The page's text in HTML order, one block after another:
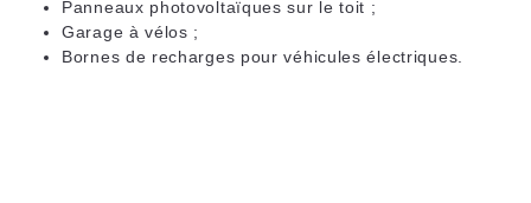
Panneaux photovoltaïques sur le toit ;
Garage à vélos ;
Bornes de recharges pour véhicules électriques.